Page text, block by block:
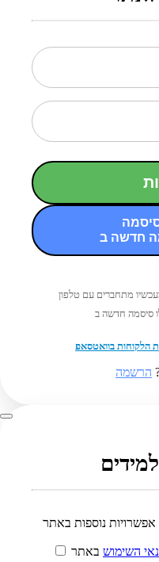
הלקוחות בוואטסאפ
הרשמה
נוספות באתר
השימוש באתר